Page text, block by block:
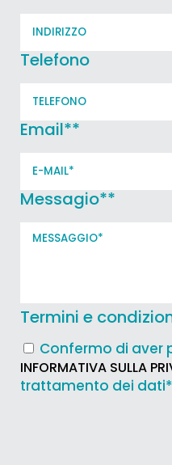
Telefono
Email**
Messagio**
Termini e
Confermo di aver
INFORMATIVA SULLA
trattamento dei dati*